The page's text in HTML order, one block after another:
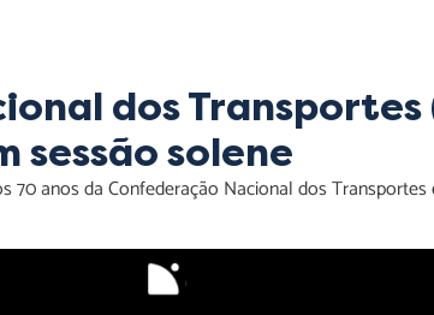
dos Transportes
sessão solene
anos da Confederação Nacional dos